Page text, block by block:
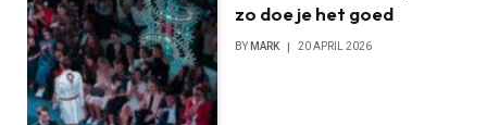
zo doe je het goed
BY MARK 20 APRIL 2026